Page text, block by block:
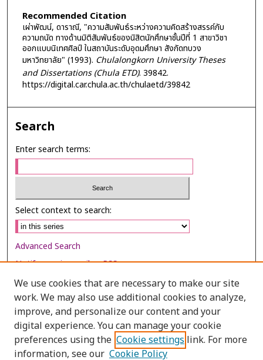
Recommended Citation
เผ่าพัฒน์, ดาราณี, "ความสัมพันธ์ระหว่างความคิดสร้างสรรค์กับ
ความถนัด ทางด้านมิติสัมพันธ์ของนิสิตนักศึกษาชั้นปีที่ 1 สาขาวิชา
ออกแบบนิเทศศิลป์ ในสถาบันระดับอุดมศึกษา สังกัดทบวง
มหาวิทยาลัย" (1993). Chulalongkorn University Theses
and Dissertations (Chula ETD). 39842.
https://digital.car.chula.ac.th/chulaetd/39842
Search
Enter search terms:
Select context to search:
Advanced Search
Notify me via email orRSS
Browse
Collections
Disciplines
Authors
We use cookies that are necessary to make our site
work. We may also use additional cookies to analyze,
improve, and personalize our content and your
digital experience. You can manage your cookie
preferences using the Cookie settings link. For more
information, see our Cookie Policy